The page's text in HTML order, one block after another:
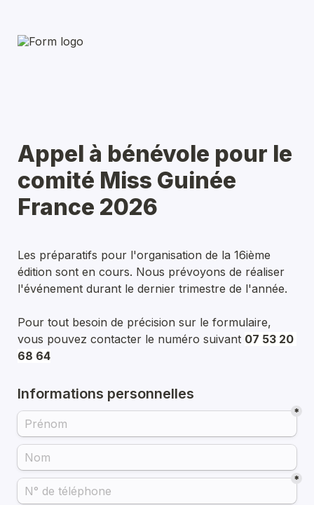
Appel à bénévole pour le
comité Miss Guinée
France 2026
Les préparatifs pour l'organisation de la 16ième
édition sont en cours. Nous prévoyons de réaliser
l'événement durant le dernier trimestre de l'année.
Pour tout besoin de précision sur le formulaire,
vous pouvez contacter le numéro suivant 07 53 20
68 64
Informations personnelles
*
*